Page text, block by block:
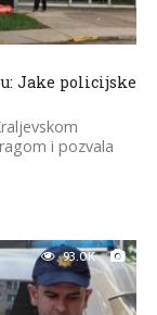
Jake policijske
i pozvala
93.0K